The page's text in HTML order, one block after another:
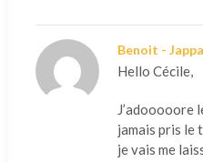
Benoit -
Hello Cécile,
J’adooooore
jamais pris le
je vais me